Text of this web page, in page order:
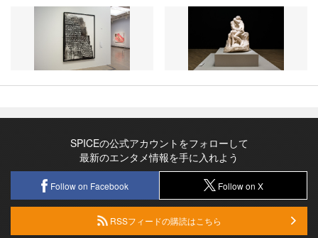
SPICEの公式アカウントをフォローして
最新のエンタメ情報を手に入れよう
Follow on Facebook Follow on X
RSSフィードの購読はこちら